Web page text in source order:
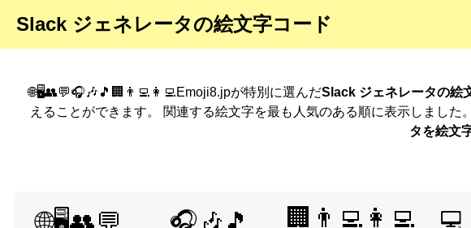
Slack ジェネレータの絵文字コード
🌐🖥️👥💬🎧🎶🎵🏢👨‍💻👩‍💻Emoji8.jpが特別に選んだSlack ジェネレータの絵
えることができます。 関連する絵文字を最も人気のある順に表示しまし
タを絵文
🏢👨‍💻👩‍💻